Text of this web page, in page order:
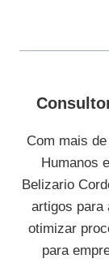
Com mais
Humanos
Belizario
artigos para
otimizar
para